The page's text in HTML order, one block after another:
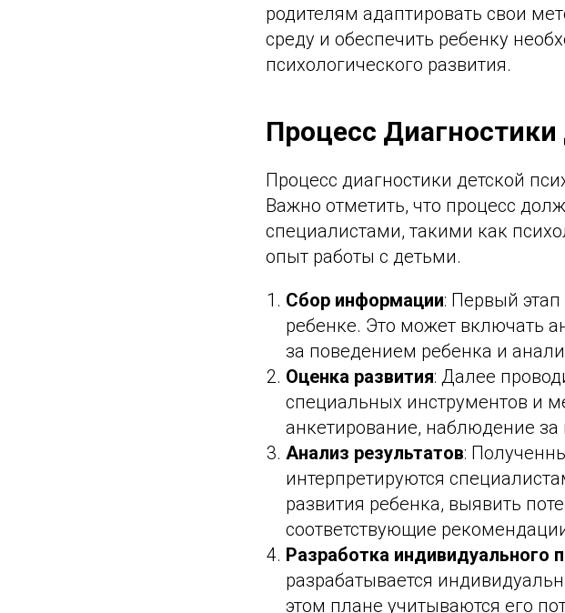
родителям адаптировать свои
среду и обеспечить ребенку
психологического развития.
Процесс Диагностики
Процесс диагностики детской
Важно отметить, что процесс
специалистами, такими как
опыт работы с детьми.
Сбор информации: Первый
ребенке. Это может включать
за поведением ребенка и
Оценка развития: Далее
специальных инструментов и
анкетирование, наблюдение
Анализ результатов:
интерпретируются
развития ребенка, выявить
соответствующие
Разработка индивидуального
разрабатывается
этом плане учитываются его